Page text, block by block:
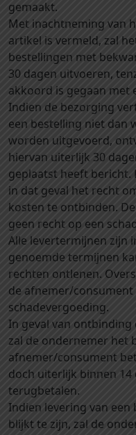
gemaakt.
Met inachtneming van
artikel is vermeld, zal
bestellingen met
30 dagen uitvoeren,
akkoord is gegaan met
Indien de bezorging
een bestelling niet dan
worden uitgevoerd,
hiervan uiterlijk 30
geplaatst heeft
in dat geval het recht
kosten te ontbinden.
geen recht op een
Alle levertermijnen zijn
genoemde termijnen
rechten ontlenen.
de afnemer/
schadevergoeding.
In geval van
zal de ondernemer het
afnemer/consument
doch uiterlijk binnen
terugbetalen.
Indien levering van
blijkt te zijn, zal de